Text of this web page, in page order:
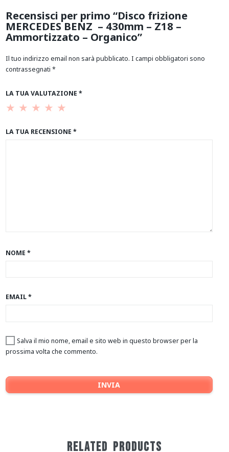
Recensisci per primo “Disco frizione
MERCEDES BENZ – 430mm – Z18 –
Ammortizzato – Organico”
Il tuo indirizzo email non sarà pubblicato. I campi obbligatori sono
contrassegnati *
LA TUA VALUTAZIONE *
LA TUA RECENSIONE *
NOME *
EMAIL*
Salva il mio nome, email e sito web in questo browser per la
prossima volta che commento.
RELATED PRODUCTS